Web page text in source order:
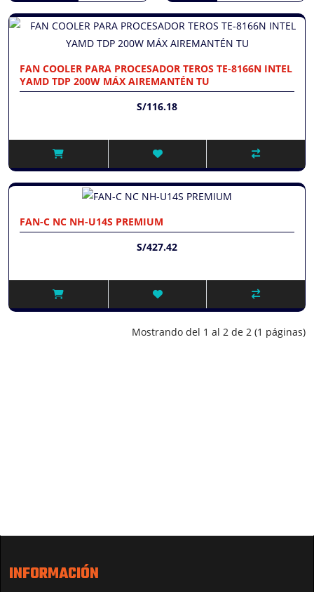
FAN COOLER PARA PROCESADOR TEROS TE-8166N INTEL
YAMD TDP 200W MÁX AIREMANTÉN TU
S/116.18
FAN-C NC NH-U14S PREMIUM
S/427.42
Mostrando del 1 al 2 de 2 (1 páginas)
INFORMACIÓN